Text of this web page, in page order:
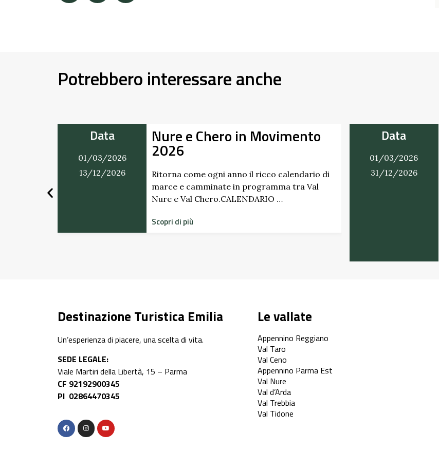
Potrebbero interessare anche
Data
01/03/2026
13/12/2026
Nure e Chero in Movimento
2026
Ritorna come ogni anno il ricco calendario di
marce e camminate in programma tra Val
Nure e Val Chero.CALENDARIO …
Scopri di più
Data
01/03/2026
31/12/2026
Destinazione Turistica Emilia
Un’esperienza di piacere, una scelta di vita.
SEDE LEGALE:
Viale Martiri della Libertà, 15 – Parma
CF 92192900345
PI 02864470345
Le vallate
Appennino Reggiano
Val Taro
Val Ceno
Appennino Parma Est
Val Nure
Val d’Arda
Val Trebbia
Val Tidone